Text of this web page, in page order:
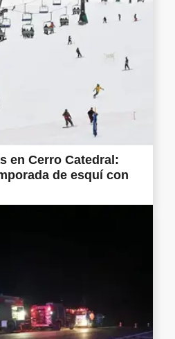
en Cerro Catedral:
de esquí con